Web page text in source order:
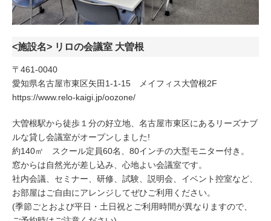
<施設名> リロの会議室 大曽根
〒461-0040
愛知県名古屋市東区矢田1-1-15 メイフィス大曽根2F
https://www.relo-kaigi.jp/oozone/
大曽根駅から徒歩１分の好立地、名古屋市東区にあるリーズナブ
ルな貸し会議室がオープンしました!
約140㎡ スクール定員60名、80インチの大型モニター付き。
窓からは自然光が差し込み、心地よい会議室です。
社内会議、セミナー、研修、試験、説明会、イベント控室など、
お部屋はご自由にアレンジしてぜひご利用ください。
(季節ごとおよび平日・土日祝とご利用時間が異なりますので、